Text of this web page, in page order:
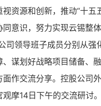
视资源和创新，推动“十五
同意识，努力实现云锡整体
司领导班子成员分别从强
、谋划好战略项目储备、
面作交流分享。控股公司
摩14日下午的交流研讨。